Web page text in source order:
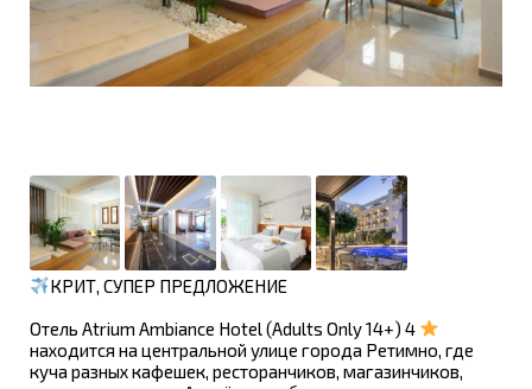
КРИТ, СУПЕР ПРЕДЛОЖЕНИЕ
Отель Atrium Ambiance Hotel (Adults Only 14+) 4
находится на центральной улице города Ретимно, где
куча разных кафешек, ресторанчиков, магазинчиков,